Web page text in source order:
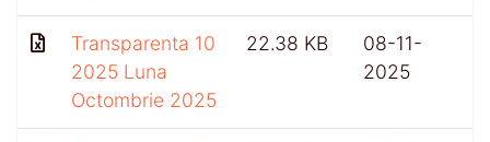
Transparenta 10
2025 Luna
Octombrie 2025
22.38 KB
08-11-
2025